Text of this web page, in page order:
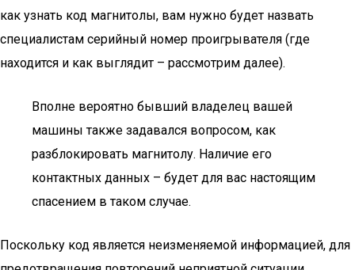
как узнать код магнитолы, вам нужно будет назвать
специалистам серийный номер проигрывателя (где
находится и как выглядит – рассмотрим далее).
Вполне вероятно бывший владелец вашей
машины также задавался вопросом, как
разблокировать магнитолу. Наличие его
контактных данных – будет для вас настоящим
спасением в таком случае.
Поскольку код является неизменяемой информацией, для